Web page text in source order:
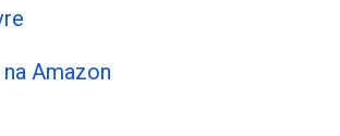
Amazon